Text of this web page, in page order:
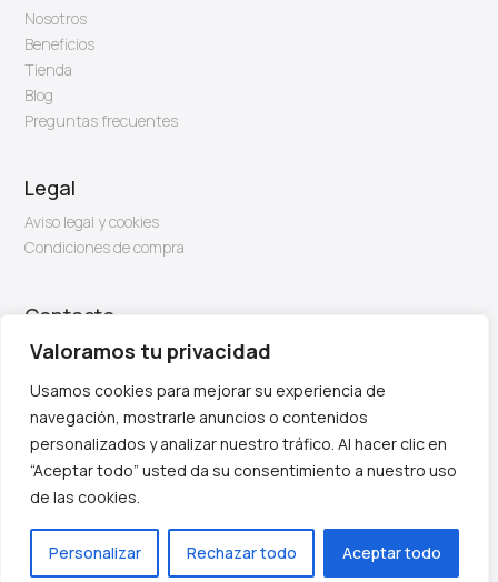
Valoramos tu privacidad
Usamos cookies para mejorar su experiencia de
navegación, mostrarle anuncios o contenidos
personalizados y analizar nuestro tráfico. Al hacer clic en
“Aceptar todo” usted da su consentimiento a nuestro uso
de las cookies.
Personalizar Rechazar todo Aceptar todo
Nosotros
Beneficios
Tienda
Blog
Preguntas frecuentes
Legal
Aviso legal y cookies
Condiciones de compra
Contacto
Email: info@firben.es
Diseño y creación web byPublydea© | Todos los derechos reservados